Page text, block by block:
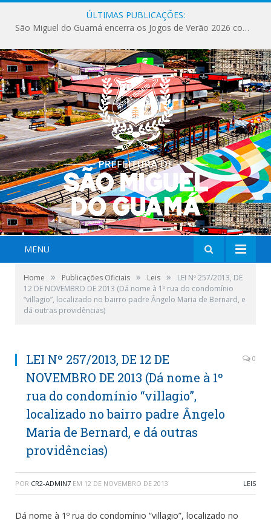
ÚLTIMAS PUBLICAÇÕES:
São Miguel do Guamá encerra os Jogos de Verão 2026 com sucesso de público e competições.
MENU
Home » Publicações Oficiais » Leis »
LEI Nº 257/2013, DE
12 DE NOVEMBRO DE 2013 (Dá nome à 1º rua do condomínio
“villagio”, localizado no bairro padre Ângelo Maria de Bernard, e
dá outras providências)
LEI Nº 257/2013, DE 12 DE
NOVEMBRO DE 2013 (Dá nome à 1º
rua do condomínio “villagio”,
localizado no bairro padre Ângelo
Maria de Bernard, e dá outras
providências)
0
POR CR2-ADMIN7 EM 12 DE NOVEMBRO DE 2013 LEIS
Dá nome à 1º rua do condomínio “villagio”, localizado no